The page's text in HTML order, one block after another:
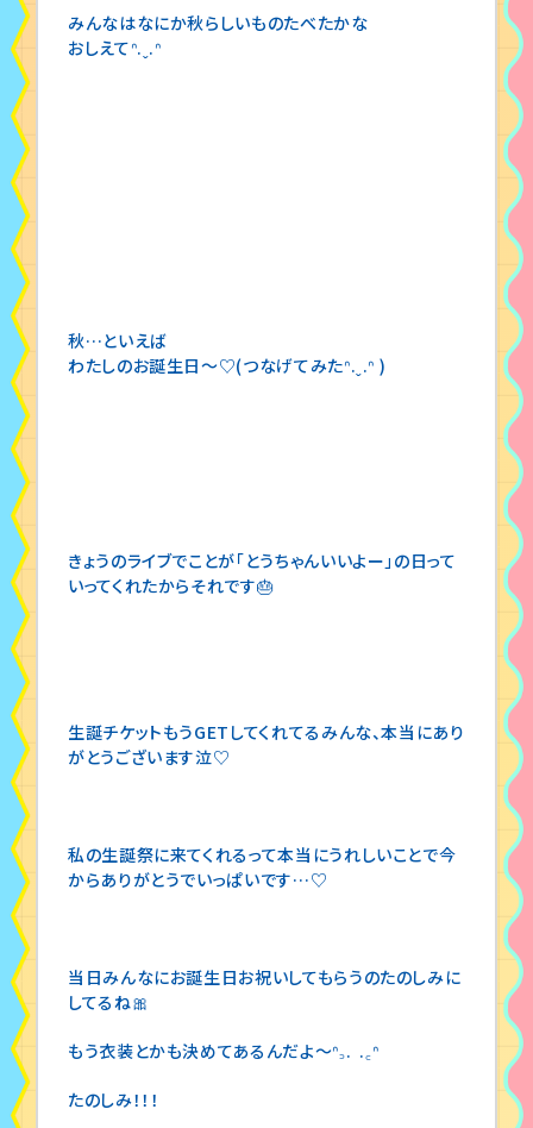
みんなはなにか秋らしいものたべたかな
おしえてᐢ.ˬ.ᐢ
秋…といえば
わたしのお誕生日〜♡(つなげてみたᐢ.ˬ.ᐢ )
きょうのライブでことが「とうちゃんいいよー」の日って
いってくれたからそれです🎂
生誕チケットもうGETしてくれてるみんな、本当にあり
がとうございます泣♡
私の生誕祭に来てくれるって本当にうれしいことで今
からありがとうでいっぱいです…♡
当日みんなにお誕生日お祝いしてもらうのたのしみに
してるね🎀
もう衣装とかも決めてあるんだよ〜ᐢ꜆. .꜀ᐢ
たのしみ！！！